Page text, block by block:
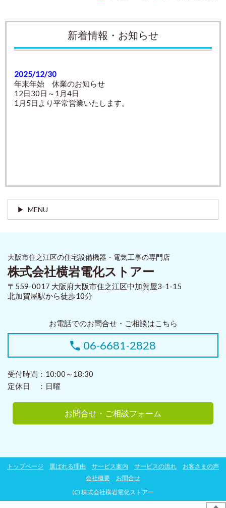
新着情報・お知らせ
2025/12/30
年末年始 休業のお知らせ
12日30日～1月4日
1月5日より平常営業いたします。
MENU
大阪市住之江区の住宅設備機器・電気工事の専門店
株式会社横岩電化ストアー
〒559-0017 大阪府大阪市住之江区中加賀屋3-1-15
北加賀屋駅から徒歩10分
お電話でのお問合せ・ご相談はこちら
06-6681-2828
受付時間：10:00～18:30
定休日 ：日曜
お問合せ・ご相談フォーム
(C) 株式会社横岩電化ストアー
トップページ 選ばれる理由 サービス案内 サービスの流れ
お客さまの声
会社概要
お問合せ